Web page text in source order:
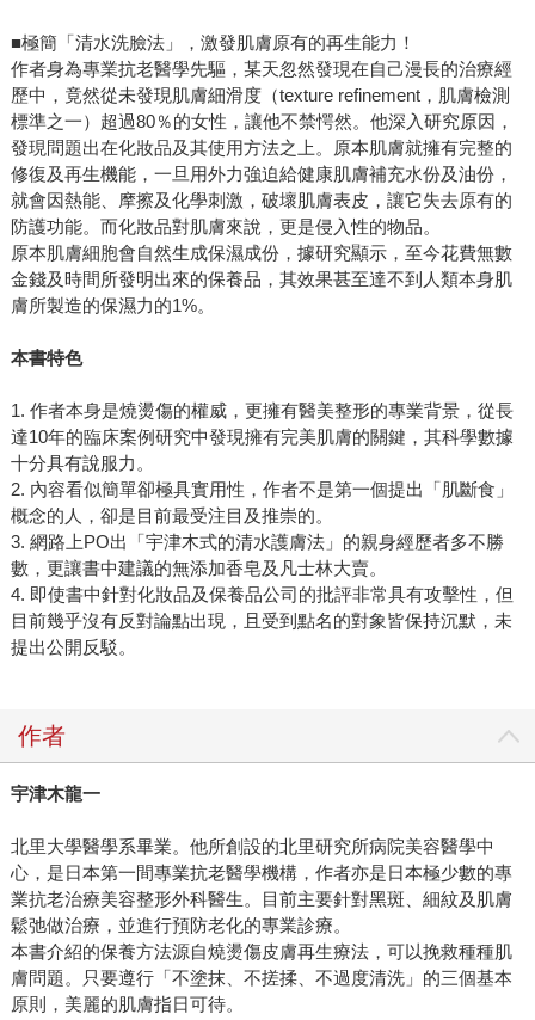
■極簡「清水洗臉法」，激發肌膚原有的再生能力！
作者身為專業抗老醫學先驅，某天忽然發現在自己漫長的治療經
歷中，竟然從未發現肌膚細滑度（texture refinement，肌膚檢測
標準之一）超過80％的女性，讓他不禁愕然。他深入研究原因，
發現問題出在化妝品及其使用方法之上。原本肌膚就擁有完整的
修復及再生機能，一旦用外力強迫給健康肌膚補充水份及油份，
就會因熱能、摩擦及化學刺激，破壞肌膚表皮，讓它失去原有的
防護功能。而化妝品對肌膚來說，更是侵入性的物品。
原本肌膚細胞會自然生成保濕成份，據研究顯示，至今花費無數
金錢及時間所發明出來的保養品，其效果甚至達不到人類本身肌
膚所製造的保濕力的1%。
本書特色
1. 作者本身是燒燙傷的權威，更擁有醫美整形的專業背景，從長
達10年的臨床案例研究中發現擁有完美肌膚的關鍵，其科學數據
十分具有說服力。
2. 內容看似簡單卻極具實用性，作者不是第一個提出「肌斷食」
概念的人，卻是目前最受注目及推崇的。
3. 網路上PO出「宇津木式的清水護膚法」的親身經歷者多不勝
數，更讓書中建議的無添加香皂及凡士林大賣。
4. 即使書中針對化妝品及保養品公司的批評非常具有攻擊性，但
目前幾乎沒有反對論點出現，且受到點名的對象皆保持沉默，未
提出公開反駁。
作者
宇津木龍一
北里大學醫學系畢業。他所創設的北里研究所病院美容醫學中
心，是日本第一間專業抗老醫學機構，作者亦是日本極少數的專
業抗老治療美容整形外科醫生。目前主要針對黑斑、細紋及肌膚
鬆弛做治療，並進行預防老化的專業診療。
本書介紹的保養方法源自燒燙傷皮膚再生療法，可以挽救種種肌
膚問題。只要遵行「不塗抹、不搓揉、不過度清洗」的三個基本
原則，美麗的肌膚指日可待。